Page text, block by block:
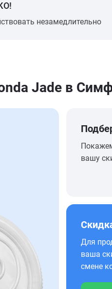
незамедлительно
Jade в
вашу
Для
ваша
смене